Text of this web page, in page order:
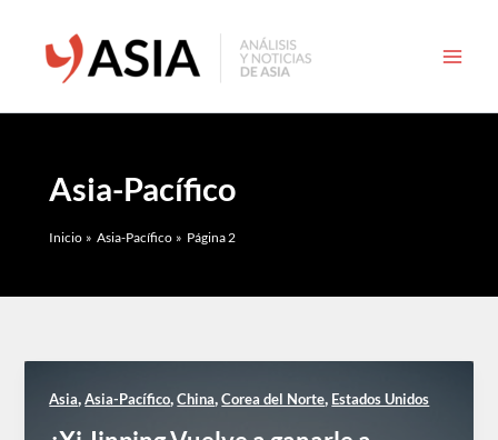
contenido
Asia-Pacífico
Inicio Asia-Pacífico Página 2
Asia,Asia-Pacífico,China,Corea del Norte, Estados Unidos